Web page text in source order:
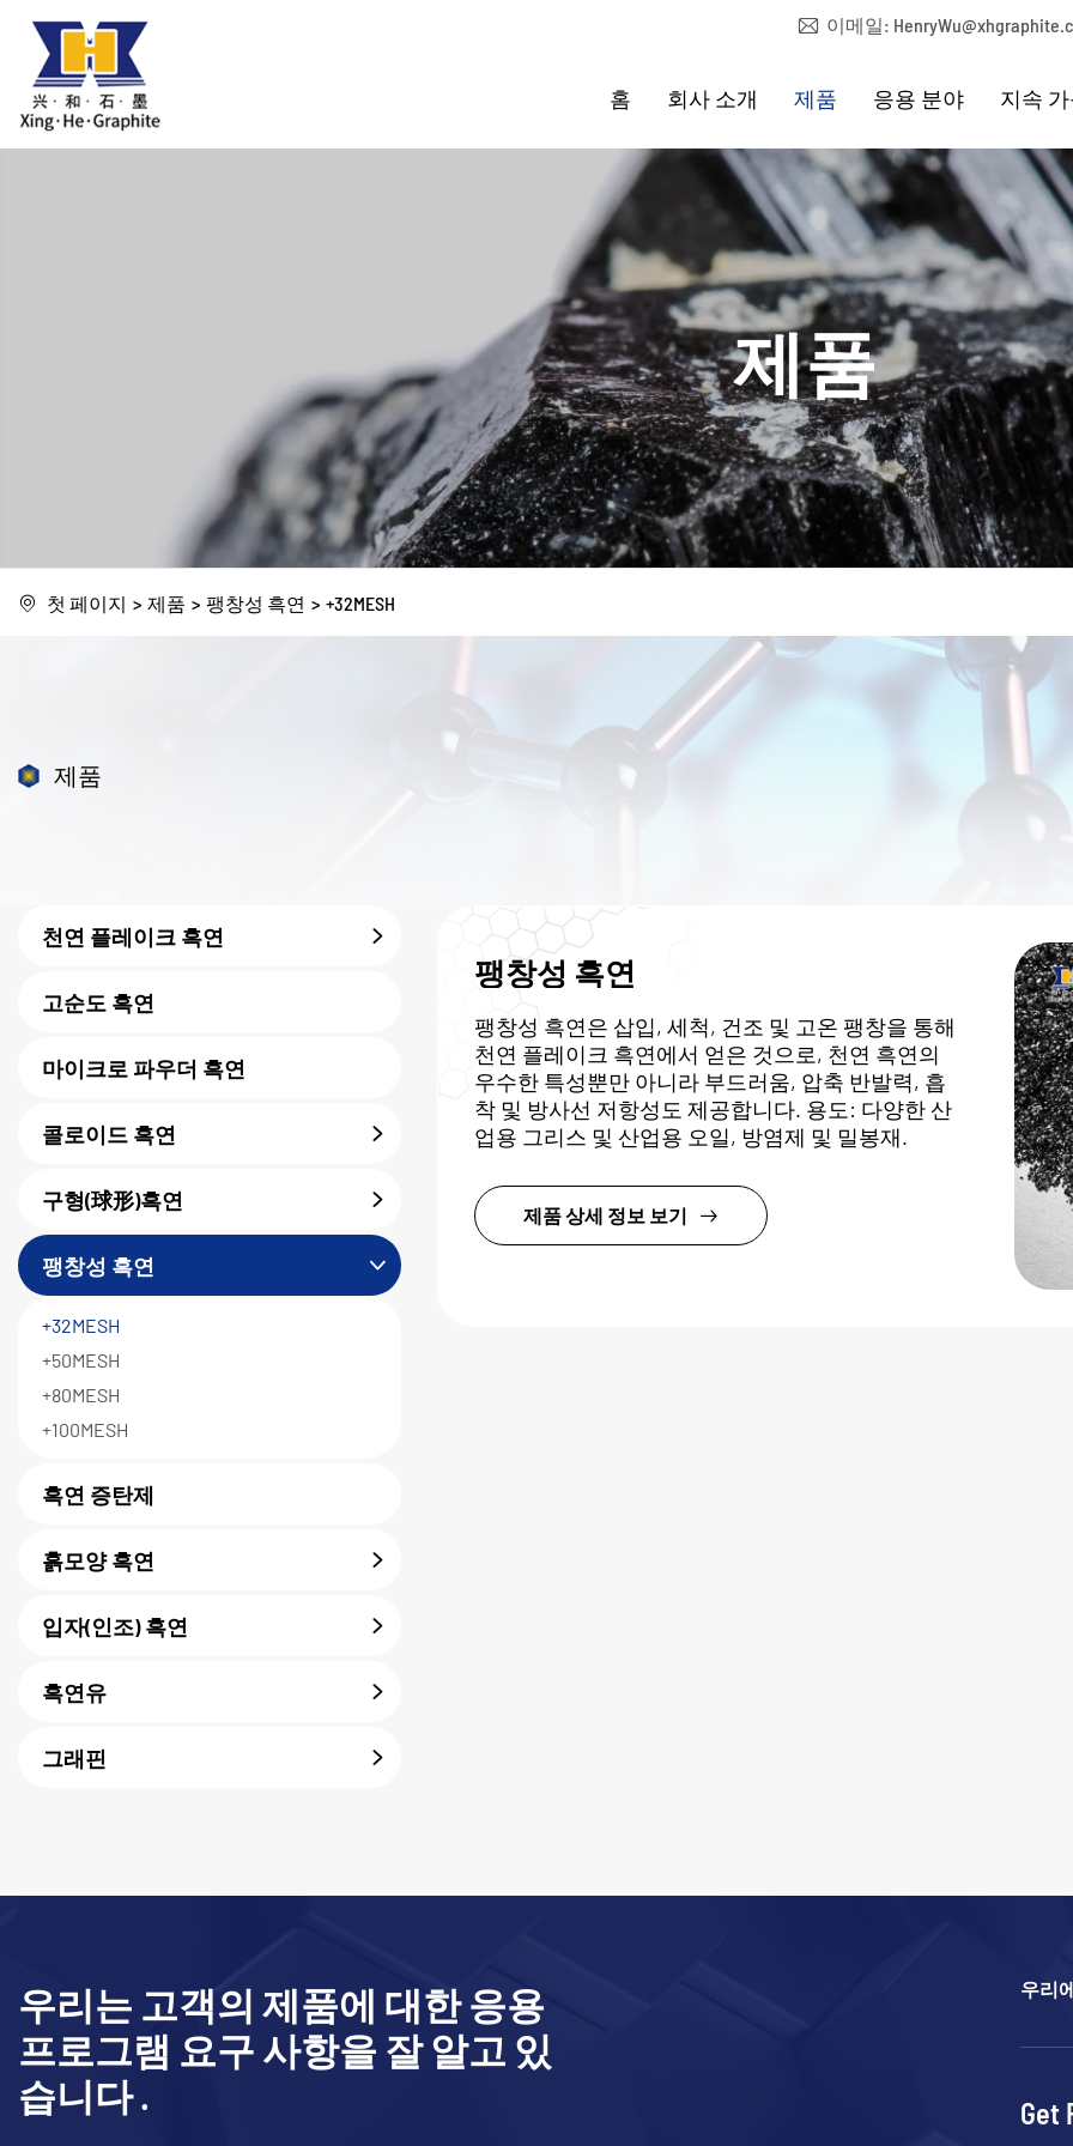
이메일:
홈 회사 소개 제품 응용 분야 지속
제품
첫 페이지 제품 팽창성 흑연 +32MESH
제품
천연 플레이크 흑연
고순도 흑연
마이크로 파우더 흑연
콜로이드 흑연
구형(球形)흑연
팽창성 흑연
+32MESH
+50MESH
+80MESH
+100MESH
흑연 증탄제
흙모양 흑연
입자(인조) 흑연
흑연유
그래핀
팽창성 흑연
팽창성 흑연은 삽입, 세척, 건조 및 고온 팽창을 통해
천연 플레이크 흑연에서 얻은 것으로, 천연 흑연의
우수한 특성뿐만 아니라 부드러움, 압축 반발력, 흡
착 및 방사선 저항성도 제공합니다. 용도: 다양한 산
업용 그리스 및 산업용 오일, 방염제 및 밀봉재.
제품 상세 정보 보기
우리는 고객의 제품에 대한 응용
프로그램 요구 사항을 잘 알고 있
습니다 .
우리
Get